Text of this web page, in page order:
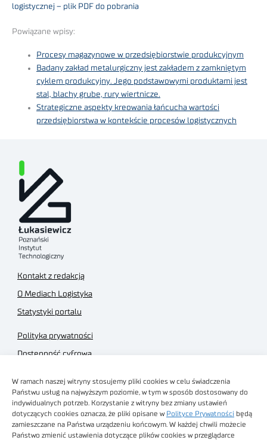
W ramach naszej witryny stosujemy pliki cookies w celu świadczenia
Państwu usług na najwyższym poziomie, w tym w sposób dostosowany do
indywidualnych potrzeb. Korzystanie z witryny bez zmiany ustawień
dotyczących cookies oznacza, że pliki opisane w Polityce Prywatności będą
zamieszczane na Państwa urządzeniu końcowym. W każdej chwili możecie
Państwo zmienić ustawienia dotyczące plików cookies w przeglądarce
logistycznej – plik PDF do pobrania
Powiązane wpisy:
Procesy magazynowe w przedsiębiorstwie produkcyjnym
Badany zakład metalurgiczny jest zakładem z zamkniętym
cyklem produkcyjny. Jego podstawowymi produktami jest
stal, blachy grube, rury wiertnicze.
Strategiczne aspekty kreowania łańcucha wartości
przedsiębiorstwa w kontekście procesów logistycznych
Kontakt z redakcją
O Mediach Logistyka
Statystyki portalu
Polityka prywatności
Dostępność cyfrowa
Regulamin sklepu